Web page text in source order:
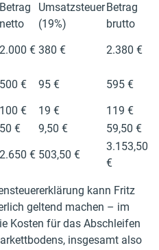
Betrag
netto
Umsatzsteuer
(19%)
Betrag
brutto
2.000 € 380 €
2.380 €
500 € 95 €
595 €
100 € 19 €
119 €
50 € 9,50 €
59,50 €
2.650 € 503,50 €
3.153,50
€
kann Fritz
geltend machen – im
Kosten für das Abschleifen
insgesamt also